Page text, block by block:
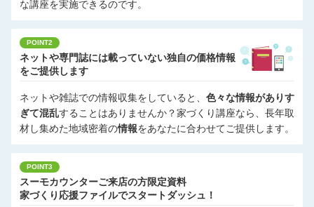
な講座を実施できるのです。
POINT2
ネットや専門誌には載っていない独自の価格情報
をご提供します
ネットや雑誌での情報収集をしていると、 色々な情報がありす
ぎて混乱することはありませんか？家づくり講座なら、長年取
材し集めた地域密着の情報をあなたに合わせてご提供します。
POINT3
スーモカウンターご来店の方限定資料
家づくり応援ファイルでスタートダッシュ！